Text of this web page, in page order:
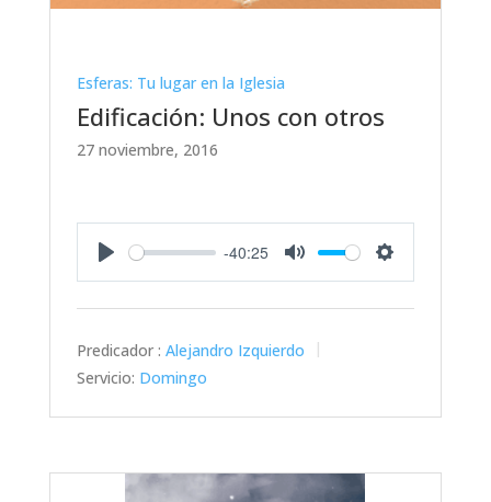
Esferas: Tu lugar en la Iglesia
Edificación: Unos con otros
27 noviembre, 2016
-40:25
Predicador : Alejandro Izquierdo
Servicio: Domingo